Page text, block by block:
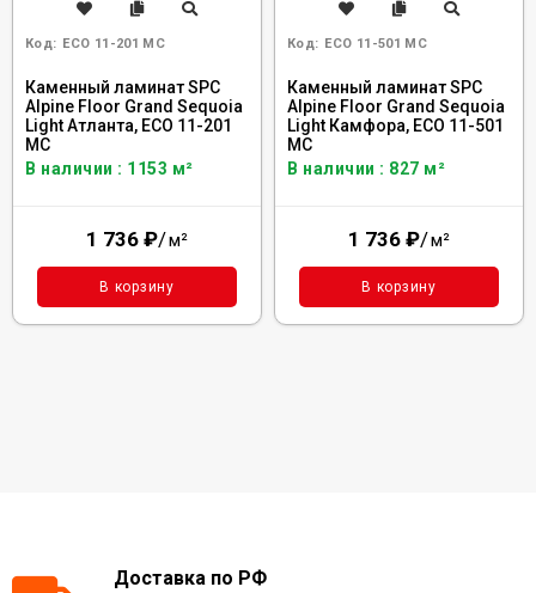
Код: ECO 11-201 MC
Каменный ламинат SPC
Alpine Floor Grand Sequoia
Light Атланта, ЕСО 11-201
MC
В наличии : 1153 м²
1 736 ₽/м²
В корзину
Код: ECO 11-501 MC
Каменный ламинат SPC
Alpine Floor Grand Sequoia
Light Камфора, ЕСО 11-501
MC
В наличии : 827 м²
1 736 ₽/м²
В корзину
Доставка по РФ